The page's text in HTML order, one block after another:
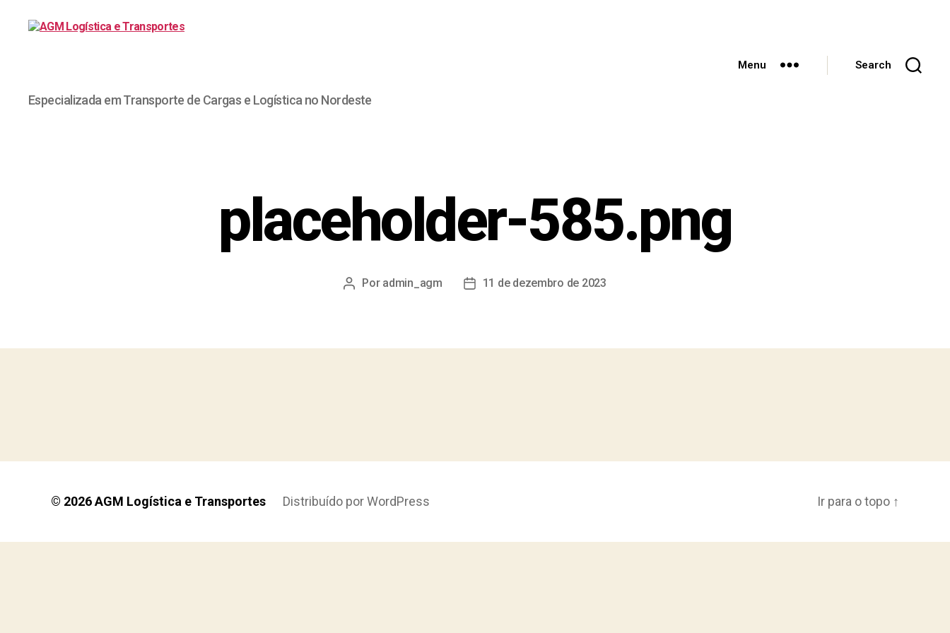
Especializada em Transporte de Cargas e Logística no Nordeste
Menu Search
placeholder-585.png
Por admin_agm 11 de dezembro de 2023
© 2026AGM Logística e Transportes Distribuído por WordPress Ir para o topo ↑